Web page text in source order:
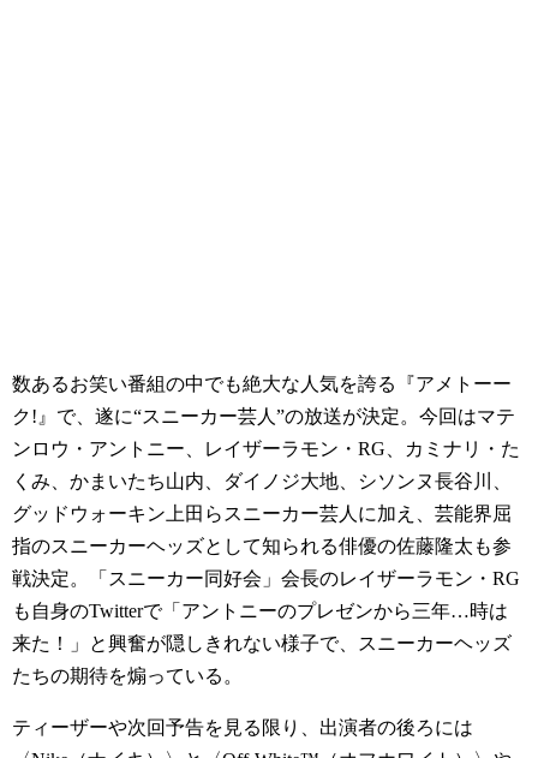
数あるお笑い番組の中でも絶大な人気を誇る『アメトーー
ク!』で、遂に“スニーカー芸人”の放送が決定。今回はマテ
ンロウ・アントニー、レイザーラモン・RG、カミナリ・た
くみ、かまいたち山内、ダイノジ大地、シソンヌ長谷川、
グッドウォーキン上田らスニーカー芸人に加え、芸能界屈
指のスニーカーヘッズとして知られる俳優の佐藤隆太も参
戦決定。「スニーカー同好会」会長のレイザーラモン・RG
も自身のTwitterで「アントニーのプレゼンから三年…時は
来た！」と興奮が隠しきれない様子で、スニーカーヘッズ
たちの期待を煽っている。
ティーザーや次回予告を見る限り、出演者の後ろには